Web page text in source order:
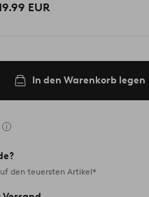
EUR
In den Warenkorb legen
den teuersten Artikel*